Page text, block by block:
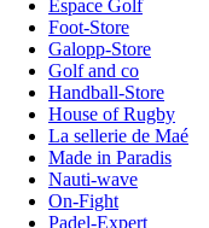
Espace Golf
Foot-Store
Galopp-Store
Golf and co
Handball-Store
House of Rugby
La sellerie de Maé
Made in Paradis
Nauti-wave
On-Fight
Padel-Expert